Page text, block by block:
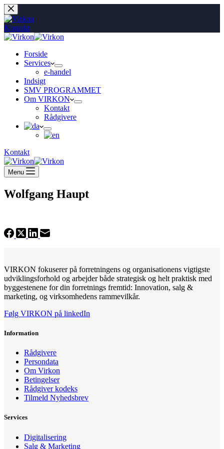
Fortsæt
til
indhold
Kontakt
Forside
Services
e-handel
Indsigt
SMV PROGRAMMET
Om VIRKON
Kontakt
Rådgivere
Kontakt
Menu
Wolfgang Haupt
VIRKON fokuserer på forretningens og organisationens vigtigste
udviklingsforhold og arbejder både strategisk og helt praktisk med
byggestenene for din forretnings fremtid: Innovation, salg &
marketing, og virksomhedens rammevilkår.
Følg VIRKON på linkedIn
Information
Rådgivere
Persondata
Om Virkon
Betingelser
Rådgiver kodeks
Tilmeld Nyhedsbrev
Services
Digitalisering
Salg & Marketing